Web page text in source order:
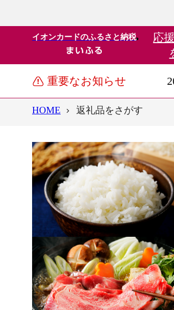
イオンカードのふるさと納税 応
重要なお知らせ
HOME 返礼品をさがす